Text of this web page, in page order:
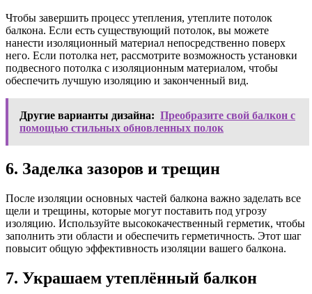
Чтобы завершить процесс утепления, утеплите потолок
балкона. Если есть существующий потолок, вы можете
нанести изоляционный материал непосредственно поверх
него. Если потолка нет, рассмотрите возможность установки
подвесного потолка с изоляционным материалом, чтобы
обеспечить лучшую изоляцию и законченный вид.
Другие варианты дизайна: Преобразите свой балкон с
помощью стильных обновленных полок
6. Заделка зазоров и трещин
После изоляции основных частей балкона важно заделать все
щели и трещины, которые могут поставить под угрозу
изоляцию. Используйте высококачественный герметик, чтобы
заполнить эти области и обеспечить герметичность. Этот шаг
повысит общую эффективность изоляции вашего балкона.
7. Украшаем утеплённый балкон